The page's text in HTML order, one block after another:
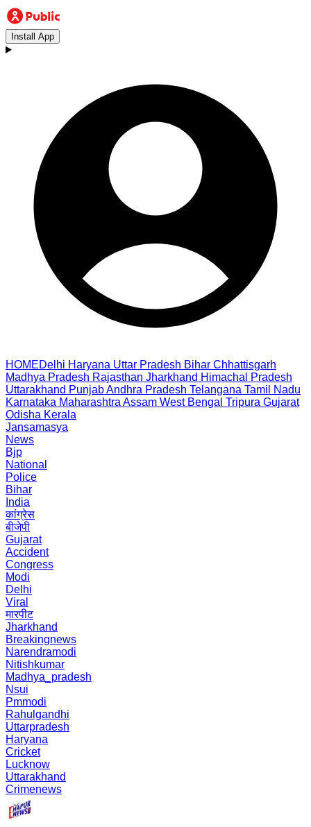
Install App
HOMEDelhi Haryana Uttar Pradesh Bihar Chhattisgarh
Madhya Pradesh Rajasthan Jharkhand Himachal Pradesh
Uttarakhand PunjabAndhra Pradesh Telangana Tamil Nadu
Karnataka Maharashtra Assam West Bengal Tripura Gujarat
Odisha Kerala
Jansamasya
News
Bjp
National
Police
Bihar
India
कांग्रेस
बीजेपी
Gujarat
Accident
Congress
Modi
Delhi
Viral
मारपीट
Jharkhand
Breakingnews
Narendramodi
Nitishkumar
Madhya_pradesh
Nsui
Pmmodi
Rahulgandhi
Uttarpradesh
Haryana
Cricket
Lucknow
Uttarakhand
Crimenews